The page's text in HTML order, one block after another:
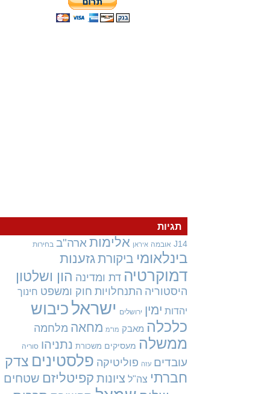
תגיות
J14 אובמה איראן אלימות ארה"ב בחירות
בינלאומיביקורתגזענות
דמוקרטיה דת ומדינההון ושלטון
היסטוריה התנחלויות חוק ומשפט חינוך
יהדות ימין ירושלים ישראלכיבוש
כלכלה מאבק מו"מ מחאהמלחמה
ממשלה מעסיקים משכורת נתניהו סוריה
עובדים עזה פוליטיקה פלסטיניםצדק
חברתי צה"ל ציונותקפיטליזםשטחים